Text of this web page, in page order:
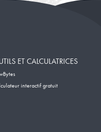
ET CALCULATRICES
interactif gratuit